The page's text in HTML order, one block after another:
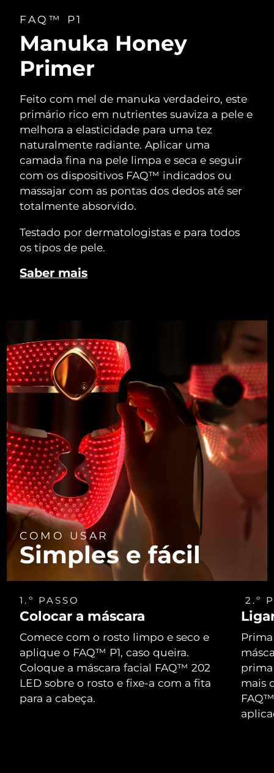
FAQ™ P1
Manuka Honey
Primer
Feito com mel de manuka verdadeiro, este
primário rico em nutrientes suaviza a pele e
melhora a elasticidade para uma tez
naturalmente radiante. Aplicar uma
camada fina na pele limpa e seca e seguir
com os dispositivos FAQ™ indicados ou
massajar com as pontas dos dedos até ser
totalmente absorvido.
Testado por dermatologistas e para todos
os tipos de pele.
Saber mais
COMO USAR
Simples e fácil
1.º PASSO
Colocar a máscara
Comece com o rosto limpo e seco e
aplique o FAQ™ P1, caso queira.
Coloque a máscara facial FAQ™ 202
LED sobre o rosto e fixe-a com a fita
para a cabeça.
2.º
mais